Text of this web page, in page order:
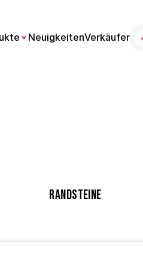
NeuigkeitenVerkäufer
Randsteine